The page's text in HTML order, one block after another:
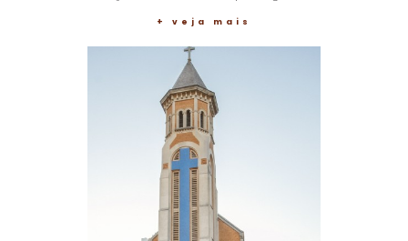
+ veja mais